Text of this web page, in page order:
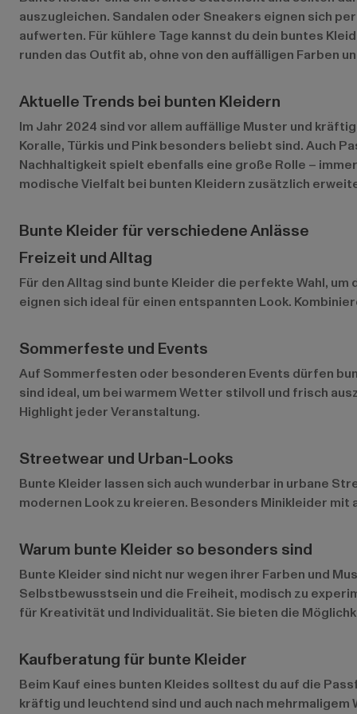
auszugleichen. Sandalen oder Sneakers eignen sich
aufwerten. Für kühlere Tage kannst du dein buntes
runden das Outfit ab, ohne von den auffälligen Farben
Aktuelle Trends bei bunten Kleidern
Im Jahr 2024 sind vor allem auffällige Muster und
Koralle, Türkis und Pink besonders beliebt sind. Auch
Nachhaltigkeit spielt ebenfalls eine große Rolle –
modische Vielfalt bei bunten Kleidern zusätzlich
Bunte Kleider für verschiedene Anlässe
Freizeit und Alltag
Für den Alltag sind bunte Kleider die perfekte Wahl,
eignen sich ideal für einen entspannten Look.
Sommerfeste und Events
Auf Sommerfesten oder besonderen Events dürfen
sind ideal, um bei warmem Wetter stilvoll und frisch
Highlight jeder Veranstaltung.
Streetwear und Urban-Looks
Bunte Kleider lassen sich auch wunderbar in urbane
modernen Look zu kreieren. Besonders Minikleider
Warum bunte Kleider so besonders sind
Bunte Kleider sind nicht nur wegen ihrer Farben und
Selbstbewusstsein und die Freiheit, modisch zu
für Kreativität und Individualität. Sie bieten die
Kaufberatung für bunte Kleider
Beim Kauf eines bunten Kleides solltest du auf die
kräftig und leuchtend sind und auch nach